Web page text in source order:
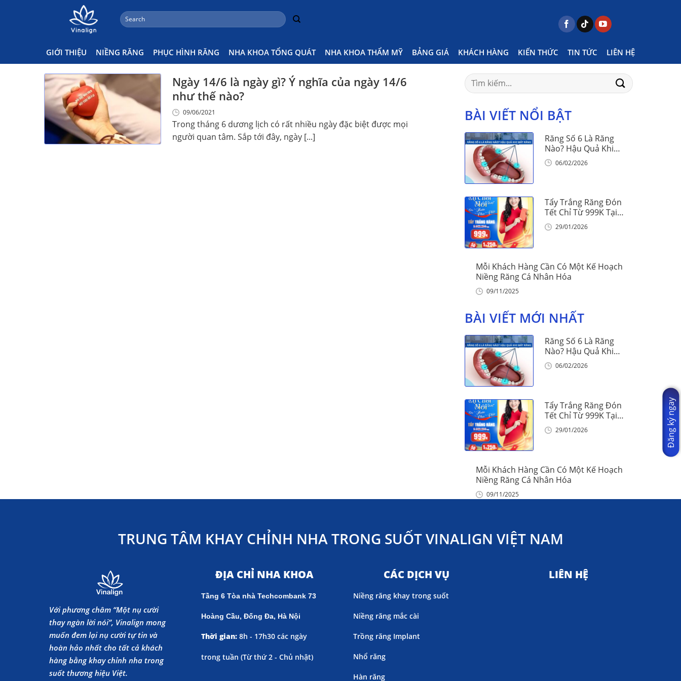
Search
for:
GIỚI THIỆU NIỀNG RĂNG PHỤC HÌNH RĂNG NHA KHOA TỔNG QUÁT NHA KHOA THẨM MỸ BẢNG GIÁ KHÁCH HÀNG KIẾN THỨC TIN TỨC LIÊN HỆ
Ngày 14/6 Có Gì Posts tagged "ngày 14/6 có gì"
Ngày 14/6 là ngày gì? Ý nghĩa của ngày 14/6
như thế nào?
09/06/2021
Trong tháng 6 dương lịch có rất nhiều ngày đặc biệt được mọi
người quan tâm. Sắp tới đây, ngày [...]
Search
for:
BÀI VIẾT NỔI BẬT
Răng Số 6 Là Răng
Nào? Hậu Quả Khi
Mất Răng Số 6
06/02/2026
Tẩy Trắng Răng Đón
Tết Chỉ Từ 999K Tại
Nha Khoa Vinalign
29/01/2026
Mỗi Khách Hàng Cần Có Một Kế Hoạch
Niềng Răng Cá Nhân Hóa
09/11/2025
BÀI VIẾT MỚI NHẤT
Răng Số 6 Là Răng
Nào? Hậu Quả Khi
Mất Răng Số 6
06/02/2026
Tẩy Trắng Răng Đón
Tết Chỉ Từ 999K Tại
Nha Khoa Vinalign
29/01/2026
Mỗi Khách Hàng Cần Có Một Kế Hoạch
Niềng Răng Cá Nhân Hóa
09/11/2025
TRUNG TÂM KHAY CHỈNH NHA TRONG SUỐT VINALIGN VIỆT NAM
Với phương châm “Một nụ cười
thay ngàn lời nói”, Vinalign mong
muốn đem lại nụ cười tự tin và
hoàn hảo nhất cho tất cả khách
hàng bằng khay chỉnh nha trong
suốt thương hiệu Việt.
ĐỊA CHỈ NHA KHOA
Tầng 6 Tòa nhà Techcombank 73
Hoàng Cầu, Đống Đa, Hà Nội
Thời gian: 8h - 17h30 các ngày
trong tuần (Từ thứ 2 - Chủ nhật)
CÁC DỊCH VỤ
Niềng răng khay trong suốt
Niềng răng mắc cài
Trồng răng Implant
Nhổ răng
Hàn răng
LIÊN HỆ
Đăng ký ngay